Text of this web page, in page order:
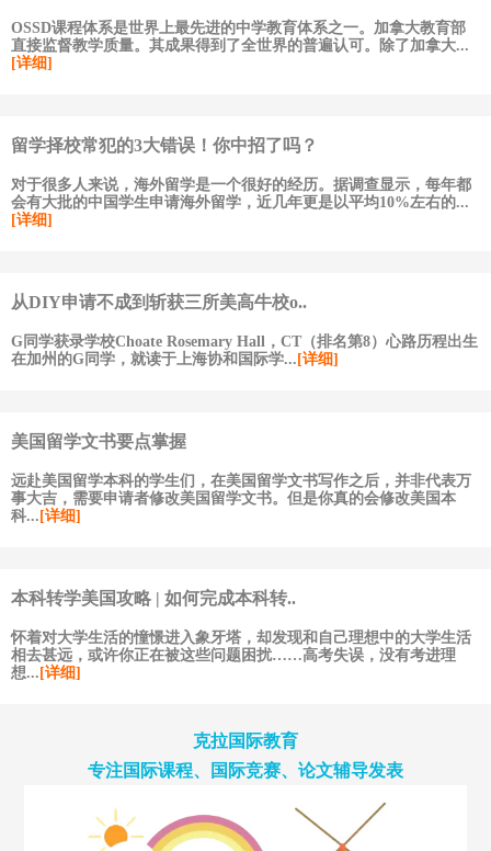
OSSD课程体系是世界上最先进的中学教育体系之一。加拿大教育部
直接监督教学质量。其成果得到了全世界的普遍认可。除了加拿大...
[详细]
留学择校常犯的3大错误！你中招了吗？
对于很多人来说，海外留学是一个很好的经历。据调查显示，每年都
会有大批的中国学生申请海外留学，近几年更是以平均10%左右的...
[详细]
从DIY申请不成到斩获三所美高牛校o..
G同学获录学校Choate Rosemary Hall，CT（排名第8）心路历程出生
在加州的G同学，就读于上海协和国际学... [详细]
美国留学文书要点掌握
远赴美国留学本科的学生们，在美国留学文书写作之后，并非代表万
事大吉，需要申请者修改美国留学文书。但是你真的会修改美国本
科... [详细]
本科转学美国攻略 | 如何完成本科转..
怀着对大学生活的憧憬进入象牙塔，却发现和自己理想中的大学生活
相去甚远，或许你正在被这些问题困扰……高考失误，没有考进理
想... [详细]
克拉国际教育
专注国际课程、国际竞赛、论文辅导发表